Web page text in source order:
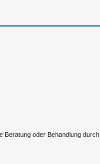
oder Behandlung